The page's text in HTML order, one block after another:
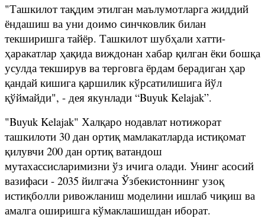
"Ташкилот тақдим этилган маълумотларга жиддий
ёндашиш ва уни доимо синчковлик билан
текширишга тайёр. Ташкилот шубҳали хатти-
ҳаракатлар ҳақида виждонан хабар қилган ёки бошқа
усулда текширув ва терговга ёрдам берадиган ҳар
қандай кишига қаршилик кўрсатилишига йўл
қўймайди", - дея якунлади “Buyuk Kelajak”.
"Buyuk Kelajak" Халқаро нодавлат нотижорат
ташкилоти 30 дан ортиқ мамлакатларда истиқомат
қилувчи 200 дан ортиқ ватандош
мутахассисларимизни ўз ичига олади. Унинг асосий
вазифаси - 2035 йилгача Ўзбекистоннинг узоқ
истиқболли ривожланиш моделини ишлаб чиқиш ва
амалга оширишга кўмаклашишдан иборат.